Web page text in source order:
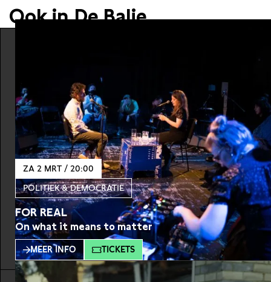
Ook in De Balie
ZA 2 MRT / 20:00
POLITIEK & DEMOCRATIE
FOR REAL
On what it means to matter
MEER INFO TICKETS